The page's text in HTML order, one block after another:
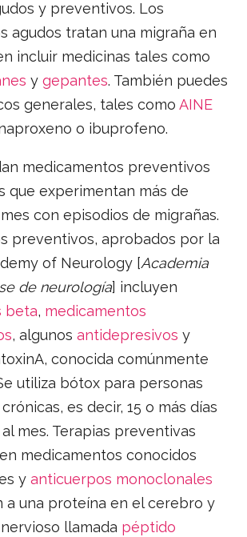
y preventivos. Los
agudos tratan una migraña en
incluir medicinas tales como
y gepantes. También puedes
generales, tales como AINE
o ibuprofeno.
medicamentos preventivos
que experimentan más de
con episodios de migrañas.
preventivos, aprobados por la
of Neurology [Academia
de neurología] incluyen
beta, medicamentos
, algunos antidepresivos y
conocida comúnmente
utiliza bótox para personas
es decir, 15 o más días
mes. Terapias preventivas
medicamentos conocidos
y anticuerpos monoclonales
a una proteína en el cerebro y
llamada péptido